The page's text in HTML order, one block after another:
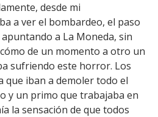
desde mi
a ver el bombardeo, el paso
a La Moneda, sin
de un momento a otro un
sufriendo este horror. Los
que iban a demoler todo el
y un primo que trabajaba en
la sensación de que todos